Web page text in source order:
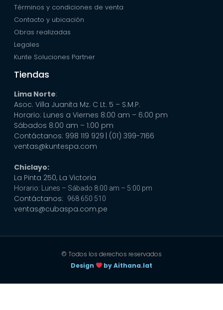
Términos y condiciones de venta
Contacto y ubicación
Obras realizadas
Legales
Kunte Soluciones Partner
Tiendas
Lima Norte:
Asoc. Villa Juanita Mz. C Lt. 5 – S.M.P.
Horario: Lunes a Viernes 8:00 am – 6:00 pm
Sábados 8:00 am – 1:00 pm
Contáctanos: 998 119 929 | (01) 399-7166
ventas@kuntespa.com
Chiclayo:
La Pinta 250, La Victoria
Horario: Lunes – Sábado 8:00 am – 5:00 pm
Contáctanos: 968 650 510
ventas@cubaspa.com.pe
© Todos los derechos reservados
Design
by Aithana.lat